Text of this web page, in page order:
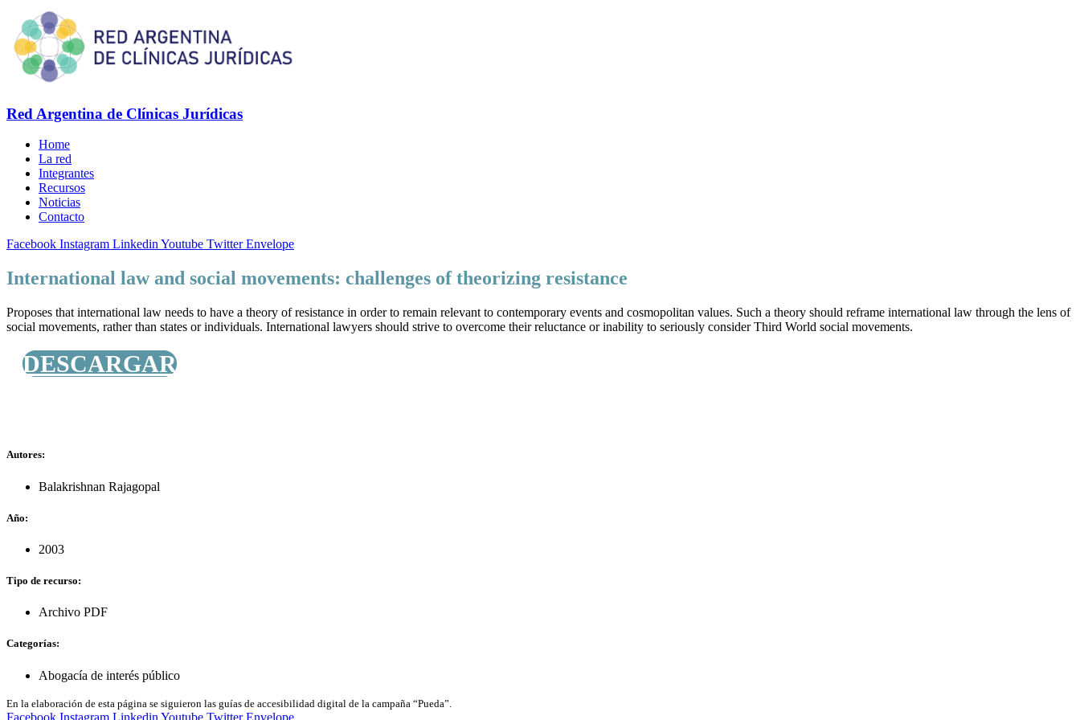
Red Argentina de Clínicas Jurídicas
Home
La red
Integrantes
Recursos
Noticias
Contacto
Facebook Instagram LinkedinYoutube Twitter Envelope
International law and social movements: challenges of theorizing resistance
Proposes that international law needs to have a theory of resistance in order to remain relevant to contemporary events and cosmopolitan values. Such a theory should reframe international law through the lens of
social movements, rather than states or individuals. International lawyers should strive to overcome their reluctance or inability to seriously consider Third World social movements.
DESCARGAR
Autores:
Balakrishnan Rajagopal
Año:
2003
Tipo de recurso:
Archivo PDF
Categorías:
Abogacía de interés público
En la elaboración de esta página se siguieron las guías de accesibilidad digital de la campaña “Pueda”.
Facebook Instagram Linkedin Youtube Twitter Envelope